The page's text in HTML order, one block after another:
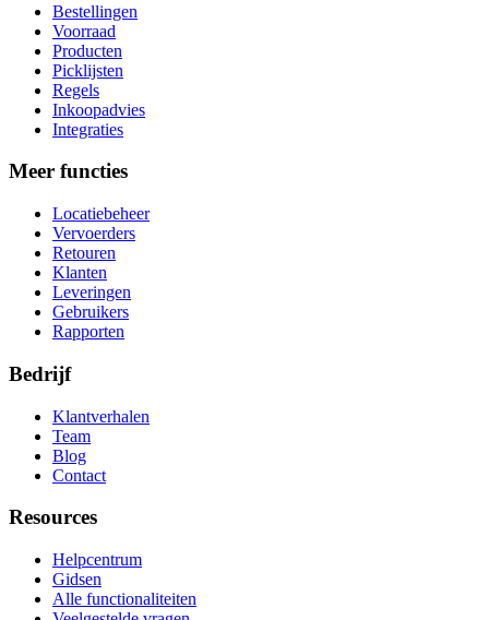
Bestellingen
Voorraad
Producten
Picklijsten
Regels
Inkoopadvies
Integraties
Meer functies
Locatiebeheer
Vervoerders
Retouren
Klanten
Leveringen
Gebruikers
Rapporten
Bedrijf
Klantverhalen
Team
Blog
Contact
Resources
Helpcentrum
Gidsen
Alle functionaliteiten